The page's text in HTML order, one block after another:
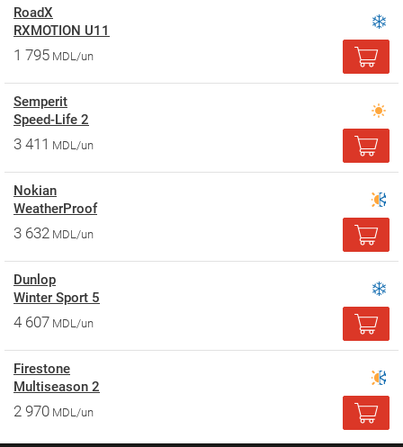
RoadX
RXMOTION U11
1 795 MDL/un
Semperit
Speed-Life 2
3 411 MDL/un
Nokian
WeatherProof
3 632 MDL/un
Dunlop
Winter Sport 5
4 607 MDL/un
Firestone
Multiseason 2
2 970 MDL/un